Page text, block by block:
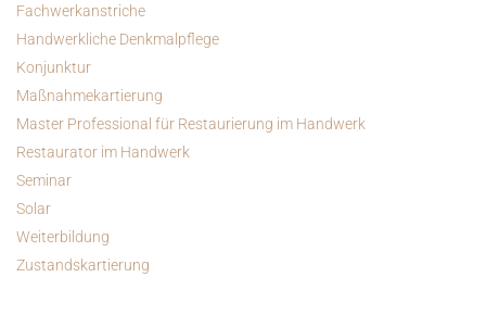
Fachwerkanstriche
Handwerkliche Denkmalpflege
Konjunktur
Maßnahmekartierung
Master Professional für Restaurierung im Handwerk
Restaurator im Handwerk
Seminar
Solar
Weiterbildung
Zustandskartierung